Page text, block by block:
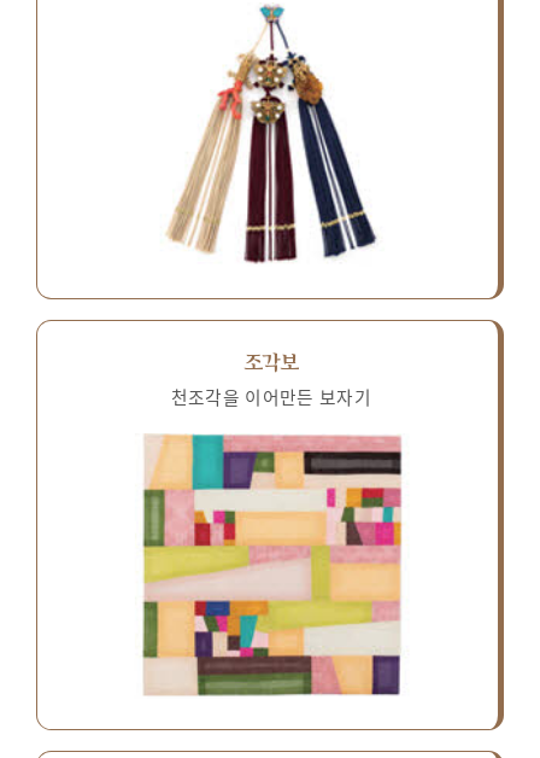
조각보
천조각을 이어만든 보자기